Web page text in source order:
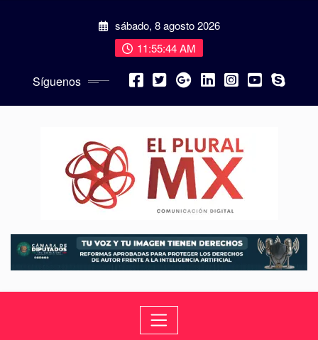
sábado, 8 agosto 2026
11:55:46 AM
Síguenos